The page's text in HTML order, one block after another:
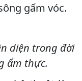
gấm vóc.
diện trong đời
ẩm thực.